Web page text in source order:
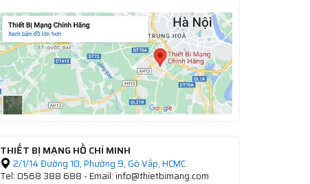
THIẾT BỊ MẠNG HỒ CHÍ MINH
2/1/14 Đường 10, Phường 9, Gò Vấp, HCMC
Tel: 0568 388 688 - Email: info@thietbimang.com